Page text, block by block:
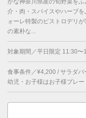
かな神奈川県産の旬野菜を
介・肉・スパイスやハーブ
ォーレ特製のビストロデリ
の素朴な...
対象期間／平日限定 11:30
食事条件／¥4,200 / サラダ
幼児・お子様はお子様プレ